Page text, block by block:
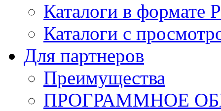
Каталоги в формате
Каталоги с
Для партнеров
Преимущества
ПРОГРАММНОЕ